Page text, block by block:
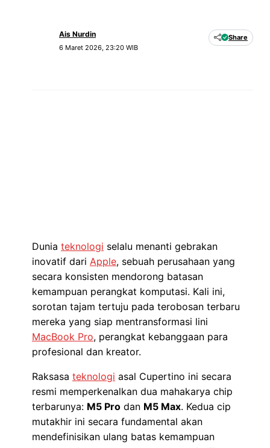
Ais Nurdin
6 Maret 2026, 23:20 WIB
Share
Dunia teknologi selalu menanti gebrakan
inovatif dari Apple, sebuah perusahaan yang
secara konsisten mendorong batasan
kemampuan perangkat komputasi. Kali ini,
sorotan tajam tertuju pada terobosan terbaru
mereka yang siap mentransformasi lini
MacBook Pro, perangkat kebanggaan para
profesional dan kreator.
Raksasa teknologi asal Cupertino ini secara
resmi memperkenalkan dua mahakarya chip
terbarunya: M5 Pro dan M5 Max. Kedua cip
mutakhir ini secara fundamental akan
mendefinisikan ulang batas kemampuan